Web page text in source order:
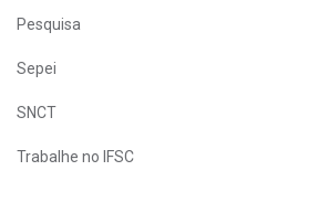
Pesquisa
Sepei
SNCT
Trabalhe no IFSC